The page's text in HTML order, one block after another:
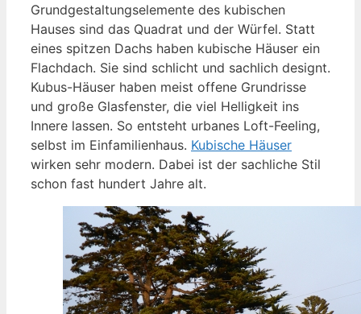
Grundgestaltungselemente des kubischen
Hauses sind das Quadrat und der Würfel. Statt
eines spitzen Dachs haben kubische Häuser ein
Flachdach. Sie sind schlicht und sachlich designt.
Kubus-Häuser haben meist offene Grundrisse
und große Glasfenster, die viel Helligkeit ins
Innere lassen. So entsteht urbanes Loft-Feeling,
selbst im Einfamilienhaus. Kubische Häuser
wirken sehr modern. Dabei ist der sachliche Stil
schon fast hundert Jahre alt.